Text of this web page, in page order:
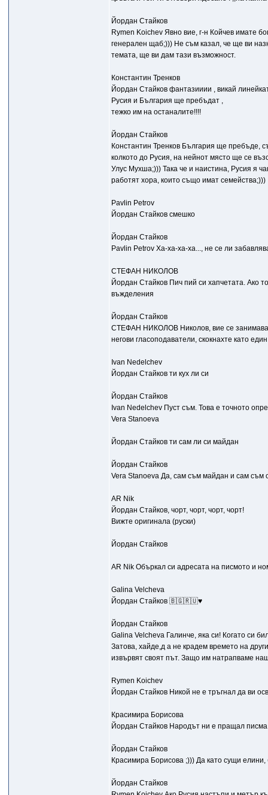
Йордан Стайков
Rymen Koichev Явно вие, г-н Койчев имате
генерален щаб;))) Не съм казал, че ще ви
темата, ще ви дам тази възможност.
Константин Тренков
Йордан Стайков фантазииии , викай
Русия и България ще пребъдат ,
тежко им на останалите!!!!
Йордан Стайков
Константин Тренков България ще пребъде,
колкото до Русия, на нейнот място ще се
Улус Мухша;))) Така че и наистина, Русия я
работят хора, които също имат семейства;)))
Pavlin Petrov
Йордан Стайков смешко
Йордан Стайков
Pavlin Petrov Ха-ха-ха-ха..., не се ли
СТЕФАН НИКОЛОВ
Йордан Стайков Пич пий си хапчетата. Ако
въжделения
Йордан Стайков
СТЕФАН НИКОЛОВ Николов, вие се
негови гласоподаватели, скокнахте като
Ivan Nedelchev
Йордан Стайков ти кух ли си
Йордан Стайков
Ivan Nedelchev Пуст съм. Това е точното
Vera Stanoeva
Йордан Стайков ти сам ли си майдан
Йордан Стайков
Vera Stanoeva Да, сам съм майдан и сам съм
AR Nik
Йордан Стайков, чорт, чорт, чорт, чорт!
Вижте оригинала (руски)
Йордан Стайков
AR Nik Объркал си адресата на писмото и
Galina Velcheva
Йордан Стайков 🇧🇬🇷🇺♥️
Йордан Стайков
Galina Velcheva Галинче, яка си! Когато си
Затова, хайде,д а не крадем времето на
извървят своят път. Защо им натрапваме
Rymen Koichev
Йордан Стайков Никой не е тръгнал да ви
Красимира Борисова
Йордан Стайков Народът ни е пращал
Йордан Стайков
Красимира Борисова ;))) Да като сущи
Йордан Стайков